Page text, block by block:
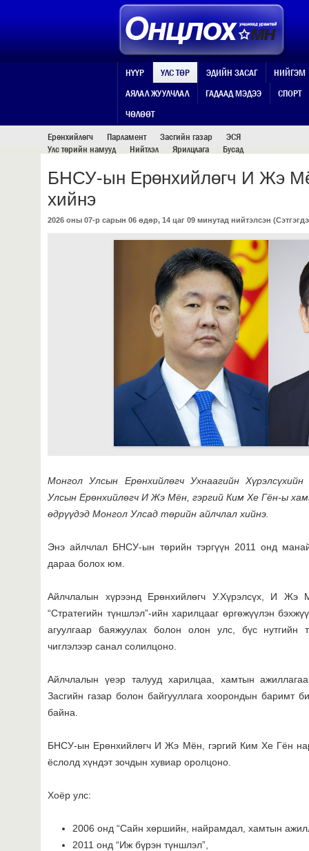
УЛС ТӨР
НҮҮР УЛС ТӨР ЭДИЙН ЗАСАГ
НИЙГЭМ
АЯЛАЛ ЖУУЛЧЛАЛ
ГАДААД МЭДЭЭ
СПОРТ
ЧӨЛӨӨТ
Ерөнхийлөгч
Парламент Засгийн газар
ЭСЯ
Улс төрийн намууд
Нийтлэл Ярилцлага Бусад
БНСУ-ын Ерөнхийлөгч И Жэ
хийнэ
2026 оны 07-р сарын 06 өдөр, 14 цаг 09 минутад нийтэлсэн (
Монгол Улсын Ерөнхийлөгч Ухнаагийн
Улсын Ерөнхийлөгч И Жэ Мён, гэргий Ким Хе Гён-ы
өдрүүдэд Монгол Улсад төрийн айлчлал хийнэ.
Энэ айлчлал БНСУ-ын төрийн тэргүүн 2011 онд
дараа болох юм.
Айлчлалын хүрээнд Ерөнхийлөгч У.Хүрэлсүх, И
“Стратегийн түншлэл”-ийн харилцааг өргөжүүлэн
агуулгаар баяжуулах болон олон улс, бүс нутгийн
чиглэлээр санал солилцоно.
Айлчлалын үеэр талууд харилцаа, хамтын
Засгийн газар болон байгууллага хоорондын баримт
байна.
БНСУ-ын Ерөнхийлөгч И Жэ Мён, гэргий Ким Хе Гён
ёслолд хүндэт зочдын хувиар оролцоно.
Хоёр улс:
2006 онд “Сайн хөршийн, найрамдал, хамтын
2011 онд “Иж бүрэн түншлэл”,